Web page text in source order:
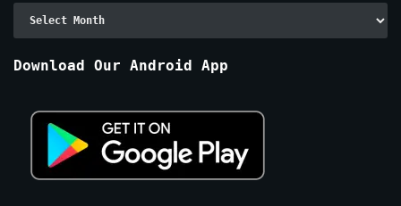
Archive
Download Our Android App